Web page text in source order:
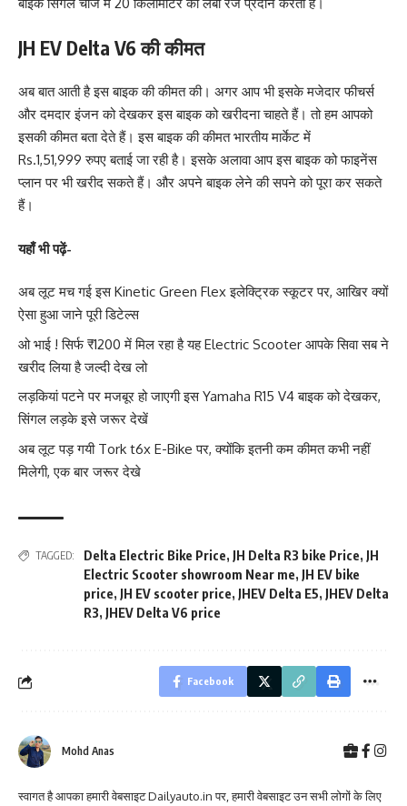
JH EV Delta V6की कीमत
अब बात आती है इस बाइक की कीमत की। अगर आप भी इसके मजेदार फीचर्स
और दमदार इंजन को देखकर इस बाइक को खरीदना चाहते हैं। तो हम आपको
इसकी कीमत बता देते हैं। इस बाइक की कीमत भारतीय मार्केट में
Rs.1,51,999 रुपए बताई जा रही है। इसके अलावा आप इस बाइक को फाइनेंस
प्लान पर भी खरीद सकते हैं। और अपने बाइक लेने की सपने को पूरा कर सकते
हैं।
यहाँ भी पढ़ें-
अब लूट मच गई इस Kinetic Green Flex इलेक्ट्रिक स्कूटर पर, आखिर क्यों
ऐसा हुआ जाने पूरी डिटेल्स
ओ भाई ! सिर्फ ₹1200 में मिल रहा है यह Electric Scooter आपके सिवा सब ने
खरीद लिया है जल्दी देख लो
लड़कियां पटने पर मजबूर हो जाएगी इस Yamaha R15 V4 बाइक को देखकर,
सिंगल लड़के इसे जरूर देखें
अब लूट पड़ गयी Tork t6x E-Bike पर, क्योंकि इतनी कम कीमत कभी नहीं
मिलेगी, एक बार जरूर देखे
TAGGED: Delta Electric Bike Price, JH Delta R3 bike Price, JH
Electric Scooter showroom Near me, JH EV bike
price, JH EV scooter price, JHEV Delta E5, JHEV Delta
R3, JHEV Delta V6 price
Facebook
Mohd Anas
स्वागत है आपका हमारी वेबसाइट Dailyauto.in पर, हमारी वेबसाइट उन सभी लोगों के लिए